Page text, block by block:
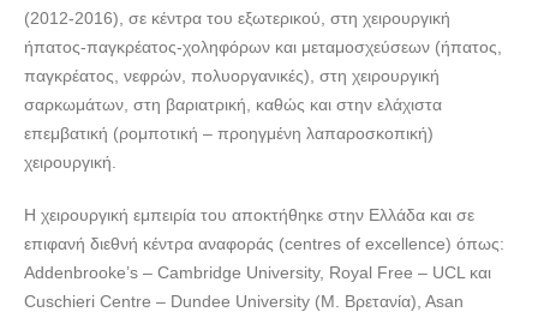
(2012-2016), σε κέντρα του εξωτερικού, στη χειρουργική
ήπατος-παγκρέατος-χοληφόρων και μεταμοσχεύσεων (ήπατος,
παγκρέατος, νεφρών, πολυοργανικές), στη χειρουργική
σαρκωμάτων, στη βαριατρική, καθώς και στην ελάχιστα
επεμβατική (ρομποτική – προηγμένη λαπαροσκοπική)
χειρουργική.
Η χειρουργική εμπειρία του αποκτήθηκε στην Ελλάδα και σε
επιφανή διεθνή κέντρα αναφοράς (centres of excellence) όπως:
Addenbrooke’s – Cambridge University, Royal Free – UCL και
Cuschieri Centre – Dundee University (Μ. Βρετανία), Asan